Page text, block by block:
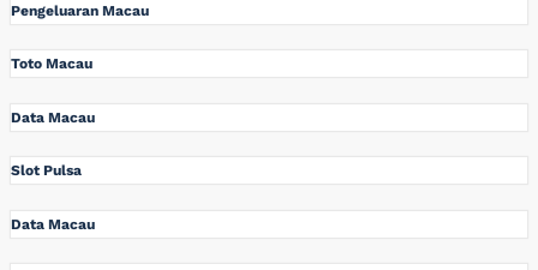
Pengeluaran Macau
Toto Macau
Data Macau
Slot Pulsa
Data Macau